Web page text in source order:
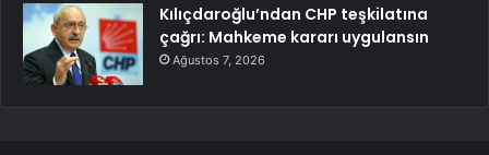
Kılıçdaroğlu’ndan CHP teşkilatına
çağrı: Mahkeme kararı uygulansın
Ağustos 7, 2026